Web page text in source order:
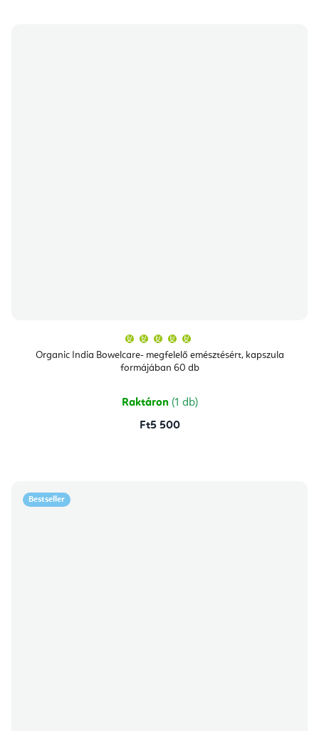
Organic India Bowelcare- megfelelő emésztésért, kapszula
formájában 60 db
átlagos
értékelése
5-
csillag.
Raktáron (1 db)
Ft5 500
Bestseller